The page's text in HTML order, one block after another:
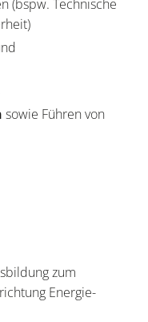
(bspw. Technische
sowie Führen von
zum
Energie-